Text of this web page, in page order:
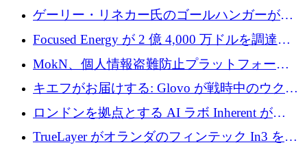
2,000 万ユーロのシードラウンドを完了
ゲーリー・リネカー氏のゴールハンガーがVC
事業を開始
Focused Energy が 2 億 4,000 万ドルを調達、
TrueLayer が In3 を買収、ロンドンが首位の座
を奪還
MokN、個人情報盗難防止プラットフォーム
の成長のためにシリーズ A で 1,500 万ドルを
調達
キエフがお届けする: Glovo が戦時中のウクラ
イナで最も急速に成長する市場の 1 つをどの
ように拡大したか
ロンドンを拠点とする AI ラボ Inherent が
5,000 万ドルの資金調達でステルスから浮上
TrueLayer がオランダのフィンテック In3 を買